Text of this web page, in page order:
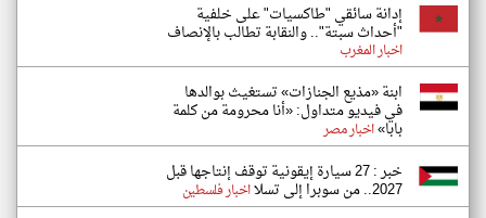
إدانة سائقي "طاكسيات" على خلفية
"أحداث سبتة".. والنقابة تطالب بالإنصاف
اخبار المغرب
ابنة «مذيع الجنازات» تستغيث بوالدها
في فيديو متداول: «أنا محرومة من كلمة
بابا»اخبار مصر
خبر : 27 سيارة إيقونية توقف إنتاجها قبل
2027.. من سوبرا إلى تسلا اخبار فلسطين